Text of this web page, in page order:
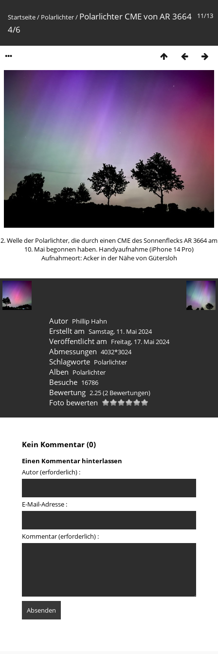
11/13
Startseite/ Polarlichter/ Polarlichter CME von AR 3664
4/6
2. Welle der Polarlichter, die durch einen CME des Sonnenflecks AR 3664 am
10. Mai begonnen haben. Handyaufnahme (iPhone 14 Pro)
Aufnahmeort: Acker in der Nähe von Gütersloh
Autor Phillip Hahn
Erstellt am Samstag, 11. Mai 2024
Veröffentlicht am Freitag, 17. Mai 2024
Abmessungen 4032*3024
Schlagworte Polarlichter
Alben Polarlichter
Besuche 16786
Bewertung 2.25(2 Bewertungen)
Foto bewerten
Kein Kommentar (0)
Einen Kommentar hinterlassen
Autor (erforderlich) :
E-Mail-Adresse :
Kommentar (erforderlich) :